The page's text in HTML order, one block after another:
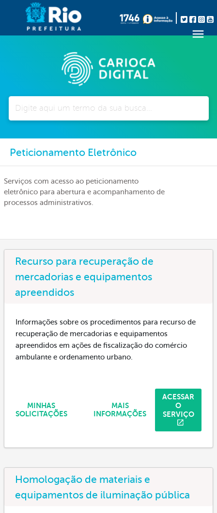
Peticionamento Eletrônico
Serviços com acesso ao peticionamento
eletrônico para abertura e acompanhamento de
processos administrativos.
Recurso para recuperação de
mercadorias e equipamentos
apreendidos
Informações sobre os procedimentos para recurso de
recuperação de mercadorias e equipamentos
apreendidos em ações de fiscalização do comércio
ambulante e ordenamento urbano.
ACESSAR
O
SERVIÇO
MAIS
INFORMAÇÕES
MINHAS
SOLICITAÇÕES
Homologação de materiais e
equipamentos de iluminação pública